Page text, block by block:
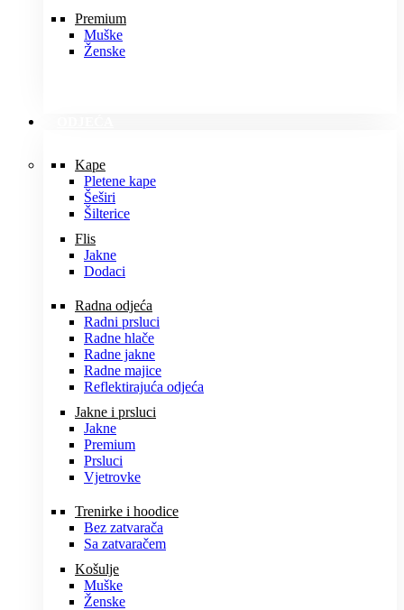
Premium
Muške
Ženske
Kape
Pletene kape
Šeširi
Šilterice
Flis
Jakne
Dodaci
Radna odjeća
Radni prsluci
Radne hlače
Radne jakne
Radne majice
Reflektirajuća odjeća
Jakne i prsluci
Jakne
Premium
Prsluci
Vjetrovke
Trenirke i hoodice
Bez zatvarača
Sa zatvaračem
Košulje
Muške
Ženske